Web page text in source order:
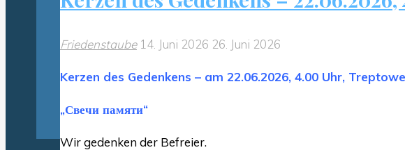
Friedenstaube 14. Juni 2026 26. Juni 2026
Kerzen des Gedenkens – am 22.06.2026, 4.00 Uhr,
„Свечи памяти“
Wir gedenken der Befreier.